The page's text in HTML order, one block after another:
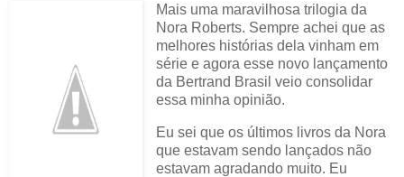
Mais uma maravilhosa trilogia da
Nora Roberts. Sempre achei que as
melhores histórias dela vinham em
série e agora esse novo lançamento
da Bertrand Brasil veio consolidar
essa minha opinião.
Eu sei que os últimos livros da Nora
que estavam sendo lançados não
estavam agradando muito. Eu